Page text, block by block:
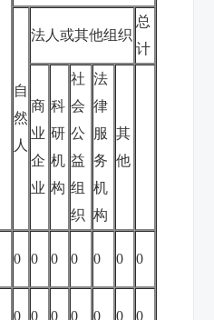
自
然
人
法人或其他组织
总
计
商
业
企
业
科
研
机
构
社
会
公
益
组
织
法
律
服
务
机
构
其
他
0 0 0 0 0 0 0
0
0 0 0 0 0 0